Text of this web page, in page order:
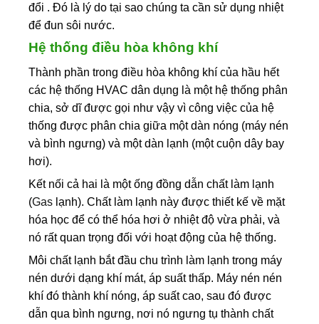
đổi . Đó là lý do tại sao chúng ta cần sử dụng nhiệt
để đun sôi nước.
Hệ thống điều hòa không khí
Thành phần trong điều hòa không khí của hầu hết
các hệ thống HVAC dân dụng là một hệ thống phân
chia, sở dĩ được gọi như vậy vì công việc của hệ
thống được phân chia giữa một dàn nóng (máy nén
và bình ngưng) và một dàn lạnh (một cuộn dây bay
hơi).
Kết nối cả hai là một ống đồng dẫn chất làm lạnh
(Gaslạnh). Chất làm lạnh này được thiết kế về mặt
hóa học để có thể hóa hơi ở nhiệt độ vừa phải, và
nó rất quan trọng đối với hoạt động của hệ thống.
Môi chất lạnh bắt đầu chu trình làm lạnh trong máy
nén dưới dạng khí mát, áp suất thấp. Máy nén nén
khí đó thành khí nóng, áp suất cao, sau đó được
dẫn qua bình ngưng, nơi nó ngưng tụ thành chất